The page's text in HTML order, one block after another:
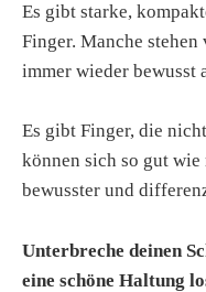
Es gibt starke,
Finger. Manche stehen
immer wieder bewusst
Es gibt Finger, die
können sich so gut
bewusster und
Unterbreche deinen
eine schöne Haltung